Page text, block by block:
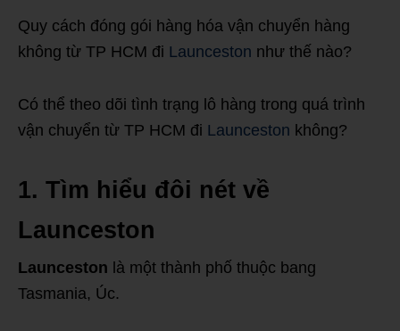
Quy cách đóng gói hàng hóa vận chuyển hàng
không từ TP HCM đi Launceston như thế nào?
Có thể theo dõi tình trạng lô hàng trong quá trình
vận chuyển từ TP HCM đi Launceston không?
1. Tìm hiểu đôi nét về
Launceston
Launceston là một thành phố thuộc bang
Tasmania, Úc.